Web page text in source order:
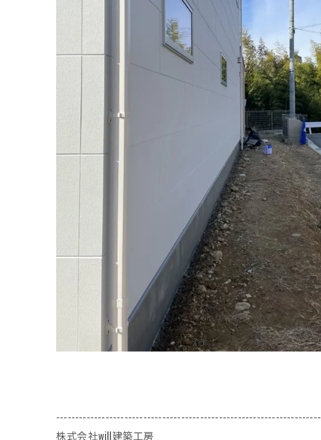
----------------------------------------------------------------------
株式会社will建築工房